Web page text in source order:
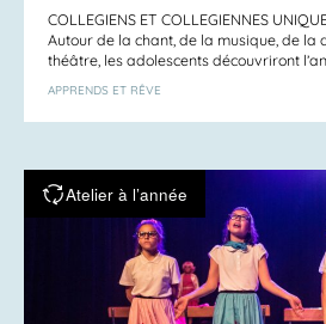
COLLEGIENS ET COLLEGIENNES
Autour de la chant, de la musique, de la
théâtre, les adolescents découvriront
APPRENDS ET RÊVE
Atelier à l’année